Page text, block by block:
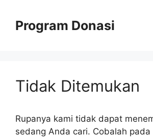
Program Donasi
Tidak Ditemukan
Rupanya kami tidak dapat
sedang Anda cari. Cobalah pada